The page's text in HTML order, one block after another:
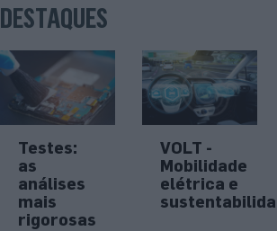
DESTAQUES
Testes:
as
análises
mais
rigorosas
VOLT -
Mobilidade
elétrica e